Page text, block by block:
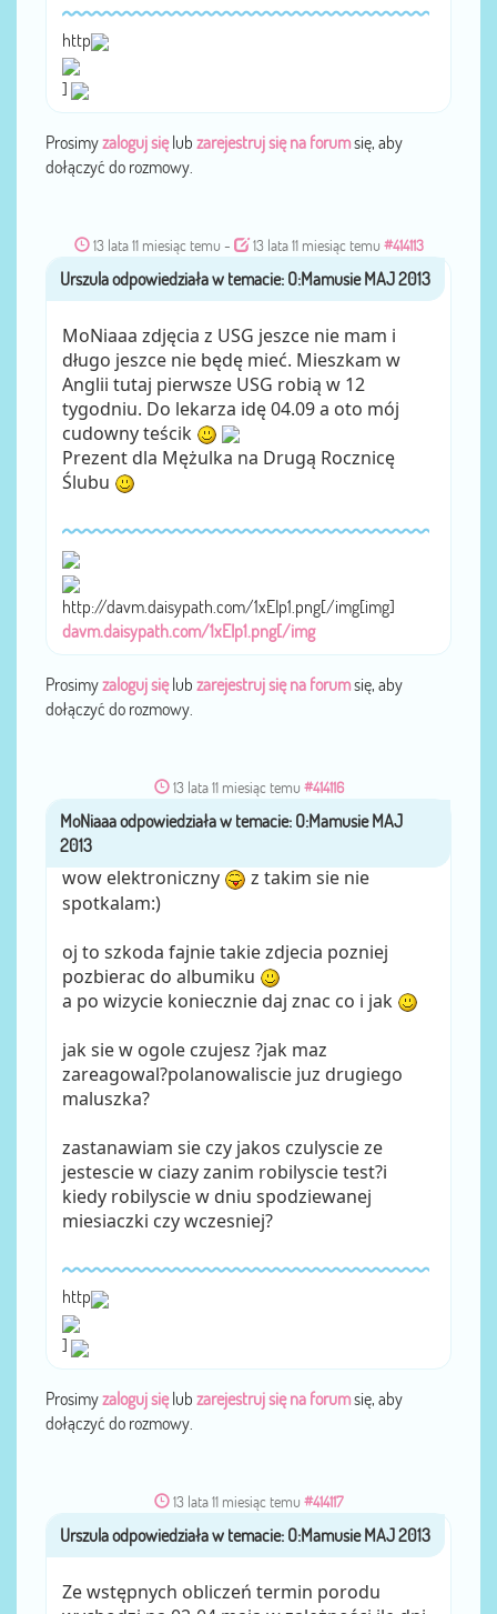
http
]
Prosimyzaloguj sięlub zarejestruj się na forumsię, aby
dołączyć do rozmowy.
13 lata 11 miesiąc temu - 13 lata 11 miesiąc temu #414113
przezUrszula
MoNiaaa zdjęcia z USG jeszce nie mam i
długo jeszce nie będę mieć. Mieszkam w
Anglii tutaj pierwsze USG robią w 12
tygodniu. Do lekarza idę 04.09 a oto mój
cudowny teścik
Prezent dla Mężulka na Drugą Rocznicę
Ślubu
http://davm.daisypath.com/1xEIp1.png[/img[img]
davm.daisypath.com/1xEIp1.png[/img
Prosimyzaloguj sięlub zarejestruj się na forumsię, aby
dołączyć do rozmowy.
13 lata 11 miesiąc temu #414116
przezMoNiaaa
wow elektroniczny
z takim sie nie
spotkalam:)
oj to szkoda fajnie takie zdjecia pozniej
pozbierac do albumiku
a po wizycie koniecznie daj znac co i jak
jak sie w ogole czujesz ?jak maz
zareagowal?polanowaliscie juz drugiego
maluszka?
zastanawiam sie czy jakos czulyscie ze
jestescie w ciazy zanim robilyscie test?i
kiedy robilyscie w dniu spodziewanej
miesiaczki czy wczesniej?
http
]
Prosimyzaloguj sięlub zarejestruj się na forumsię, aby
dołączyć do rozmowy.
13 lata 11 miesiąc temu #414117
przezUrszula
Ze wstępnych obliczeń termin porodu